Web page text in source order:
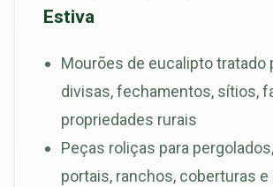
Estiva
Mourões de eucalipto tratado
divisas, fechamentos, sítios,
propriedades rurais
Peças roliças para
portais, ranchos, coberturas